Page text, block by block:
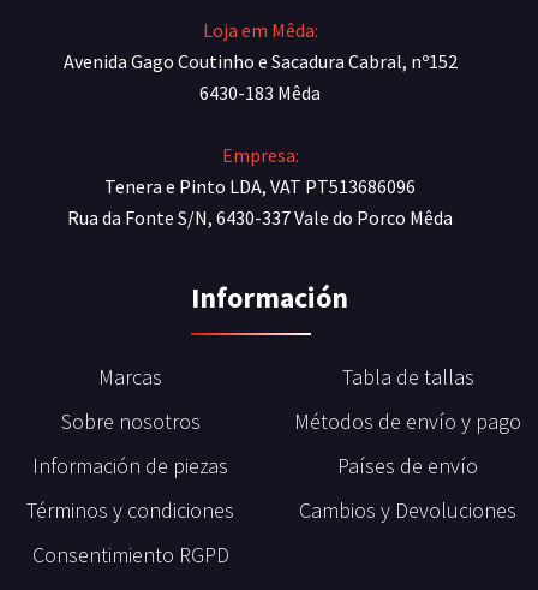
Loja em Mêda:
Avenida Gago Coutinho e Sacadura Cabral, nº152
6430-183 Mêda
Empresa:
Tenera e Pinto LDA, VAT PT513686096
Rua da Fonte S/N, 6430-337 Vale do Porco Mêda
Información
Marcas
Sobre nosotros
Información de piezas
Términos y condiciones
Consentimiento RGPD
Tabla de tallas
Métodos de envío y pago
Países de envío
Cambios y Devoluciones